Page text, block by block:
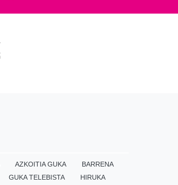
AZKOITIA GUKA
BARRENA
GUKA TELEBISTA HIRUKA